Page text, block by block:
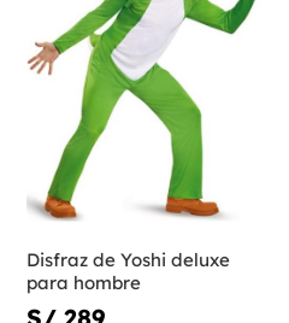
Disfraz de Yoshi deluxe
para hombre